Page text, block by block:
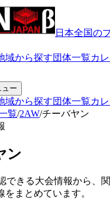
日本全国の
域から探す団体一覧カ
ュー
域から探す団体一覧カ
覧/2AW/チーバヤン
ン
できる大会情報から、
をまとめています。